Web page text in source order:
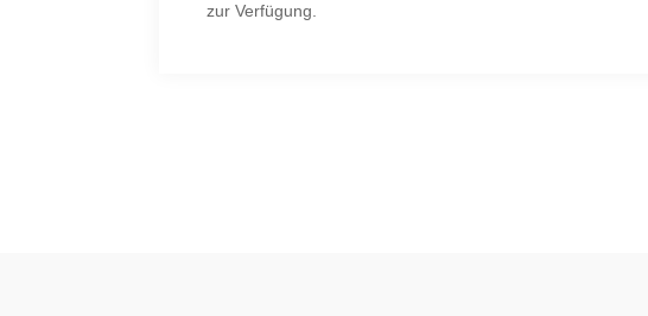
zur Verfügung.